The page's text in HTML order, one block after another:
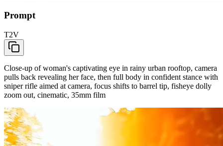
Prompt
T2V
Close-up of woman's captivating eye in rainy urban rooftop, camera
pulls back revealing her face, then full body in confident stance with
sniper rifle aimed at camera, focus shifts to barrel tip, fisheye dolly
zoom out, cinematic, 35mm film